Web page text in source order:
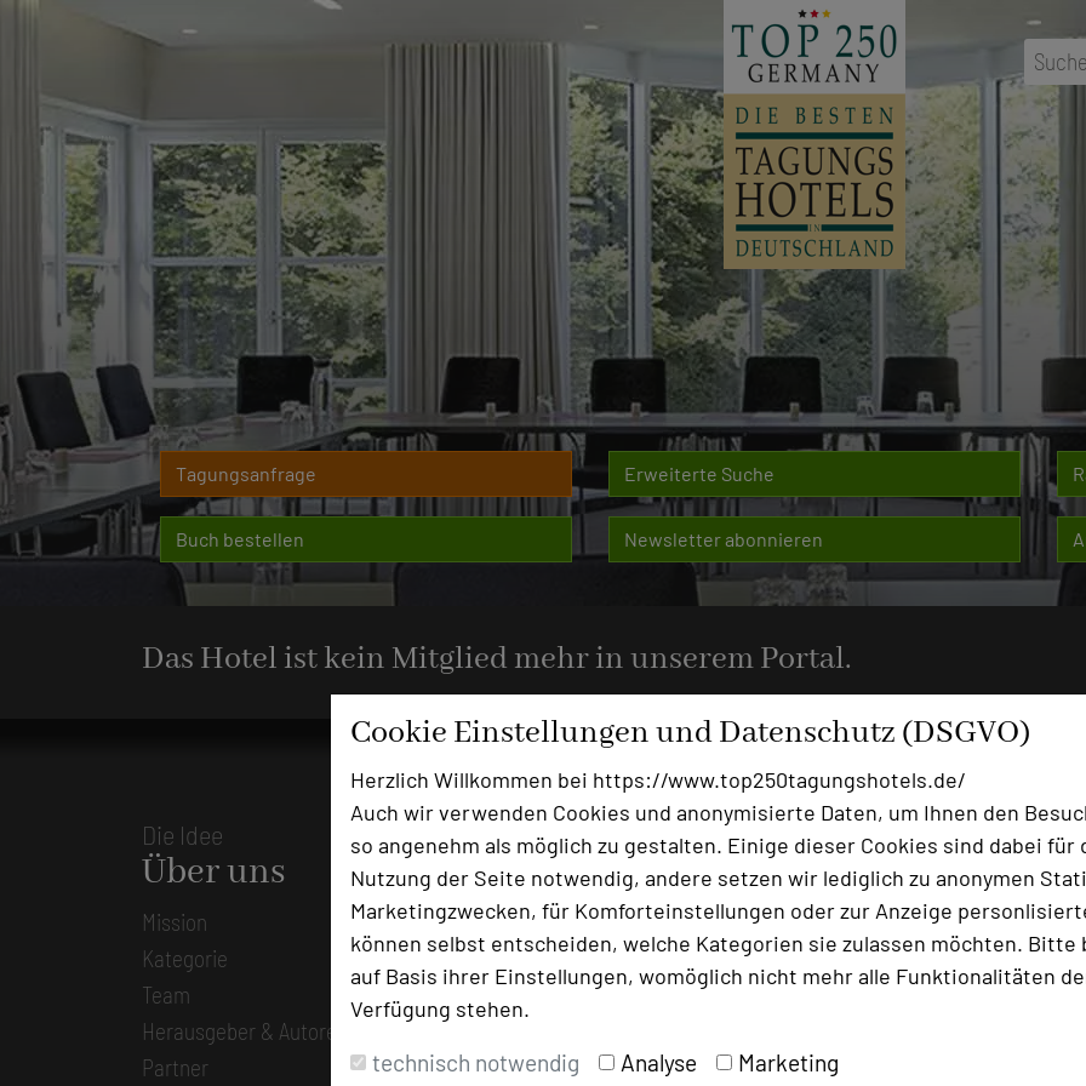
Cookie Einstellungen und Datenschutz (DSGVO)
Herzlich Willkommen bei https://www.top250tagungshotels.de/
Auch wir verwenden Cookies und anonymisierte Daten, um Ihnen den
so angenehm als möglich zu gestalten. Einige dieser Cookies sind dabei für
Nutzung der Seite notwendig, andere setzen wir lediglich zu anonymen
Marketingzwecken, für Komforteinstellungen oder zur Anzeige
können selbst entscheiden, welche Kategorien sie zulassen möchten. Bitte
auf Basis ihrer Einstellungen, womöglich nicht mehr alle Funktionalitäten
Verfügung stehen.
technisch notwendig Analyse Marketing
...Ort,
Tagungsanfrage Erweiterte Suche
Buch bestellen Newsletter abonnieren
Das Hotel ist kein Mitglied mehr in unserem Portal.
Die Idee
Über uns
Mission
Kategorie
Team
Herausgeber & Autoren
Partner
Ansprechpartner
Kontakt
Alle Informationen
Für Hotels